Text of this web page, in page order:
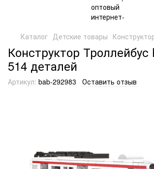
Каталог Детские товары
Конструктор Троллейбус
514 деталей
Артикул: bab-292983 Оставить отзыв